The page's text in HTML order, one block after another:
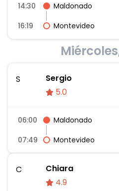
14:30
Maldonado
16:19
Montevideo
S
Sergio
5.0
06:00
Maldonado
07:49
Montevideo
C
Chiara
4.9